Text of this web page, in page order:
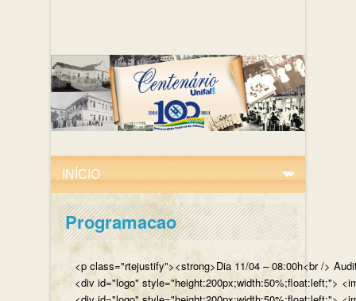
Programacao
<p class="rtejustify"><strong>Dia 11/04 – 08:00h<br />
<div id="logo" style="height:200px;width:50%;float:left;">